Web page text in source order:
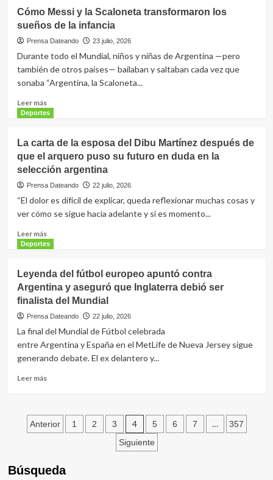
de
dólares
remata
con
clase
la
18va
del
Tour
Francia,
Pogacar
mantiene
general
Cómo Messi y la Scaloneta transformaron los
sueños de la infancia
Prensa Dateando 23 julio, 2026
Durante todo el Mundial, niños y niñas de Argentina —pero
también de otros países— bailaban y saltaban cada vez que
sonaba “Argentina, la Scaloneta...
Leer másLeer
más
Messi
y
la
Scaloneta
los
sueños
la
infancia
Deportes
La carta de la esposa del Dibu Martínez después de
que el arquero puso su futuro en duda en la
selección argentina
Prensa Dateando 22 julio, 2026
“El dolor es difícil de explicar, queda reflexionar muchas cosas y
ver cómo se sigue hacia adelante y si es momento...
Leer másLeer
más
carta
de
la
esposa
Dibu
Martínez
después
que
puso
su
duda
en
Deportes
Leyenda del fútbol europeo apuntó contra
Argentina y aseguró que Inglaterra debió ser
finalista del Mundial
Prensa Dateando 22 julio, 2026
La final del Mundial de Fútbol celebrada
entre Argentina y España en el MetLife de Nueva Jersey sigue
generando debate. El ex delantero y...
Leer másLeer
del
fútbol
contra
Paginación
entradas
Anterior 1 2 3 4 5 6 7 …
357
Siguiente
Búsqueda